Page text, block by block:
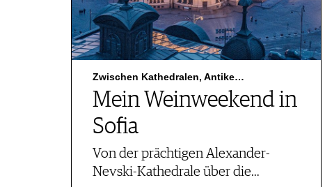
Zwischen Kathedralen, Antike…
Mein Weinweekend in
Sofia
Von der prächtigen Alexander-
Nevski-Kathedrale über die…